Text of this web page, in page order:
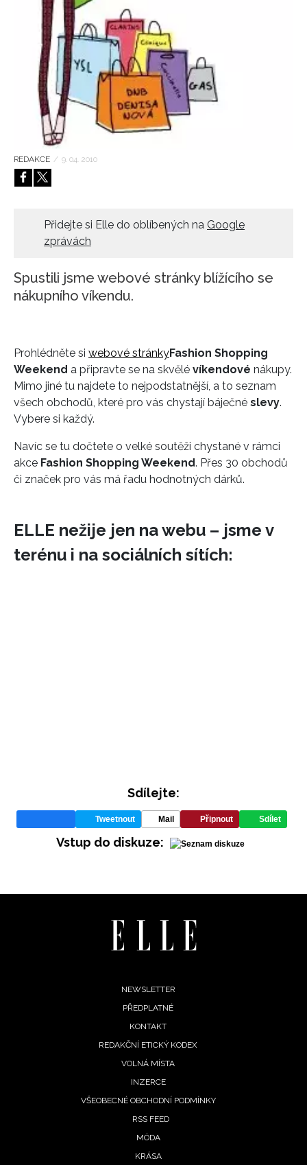
REDAKCE / 9. 04. 2010
Přidejte si Elle do oblíbených na Google
zprávách
Spustili jsme webové stránky blížícího se
nákupního víkendu.
Prohlédněte si webové stránkyFashion Shopping
Weekend a připravte se na skvělé víkendové nákupy.
Mimo jiné tu najdete to nejpodstatnější, a to seznam
všech obchodů, které pro vás chystají báječné slevy.
Vybere si každý.
Navíc se tu dočtete o velké soutěži chystané v rámci
akce Fashion Shopping Weekend. Přes 30 obchodů
či značek pro vás má řadu hodnotných dárků.
ELLE nežije jen na webu – jsme v
terénu i na sociálních sítích:
Sdílejte:
Tweetnout Mail Připnout Sdílet
Vstup do diskuze:
NEWSLETTER
PŘEDPLATNÉ
KONTAKT
REDAKČNÍ ETICKÝ KODEX
VOLNÁ MÍSTA
INZERCE
VŠEOBECNÉ OBCHODNÍ PODMÍNKY
RSS FEED
MÓDA
KRÁSA